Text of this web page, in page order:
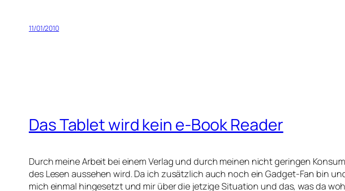
11/01/2010
Das Tablet wird kein e-Book Reader
Durch meine Arbeit bei einem Verlag und durch meinen nicht geringen
des Lesen aussehen wird. Da ich zusätzlich auch noch ein Gadget-Fan bin
mich einmal hingesetzt und mir über die jetzige Situation und das, was da